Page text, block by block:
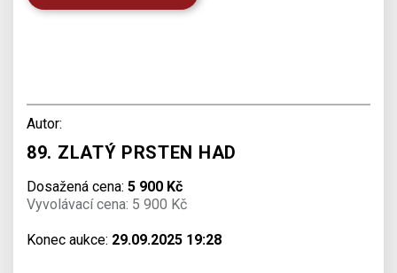
Autor:
89. ZLATÝ PRSTEN HAD
Dosažená cena: 5 900 Kč
Vyvolávací cena: 5 900 Kč
Konec aukce: 29.09.2025 19:28